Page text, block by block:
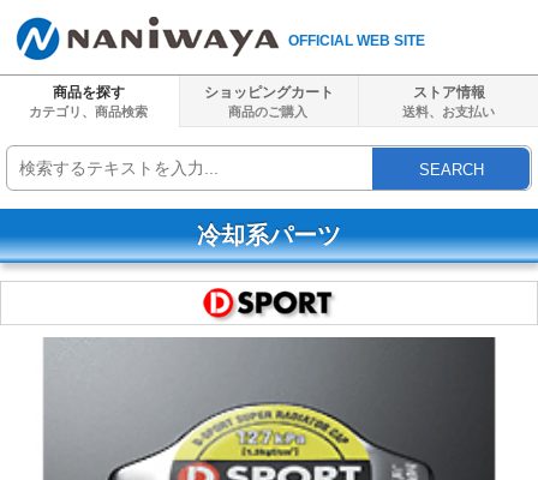
OFFICIAL WEB SITE
商品を探す
カテゴリ、商品検索
ショッピングカート
商品のご購入
ストア情報
送料、 お支払い
SEARCH
冷却系パーツ